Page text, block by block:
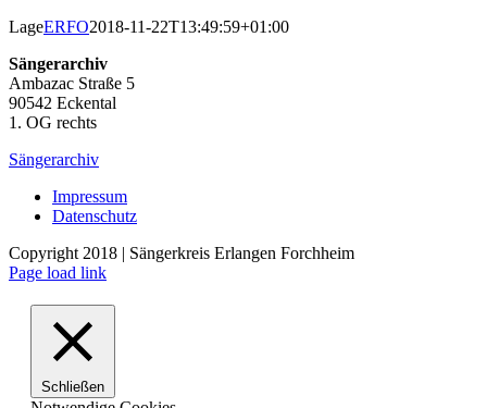
LageERFO2018-11-22T13:49:59+01:00
Sängerarchiv
Ambazac Straße 5
90542 Eckental
1. OG rechts
Sängerarchiv
Impressum
Datenschutz
Copyright 2018 | Sängerkreis Erlangen Forchheim
Page load link
Schließen